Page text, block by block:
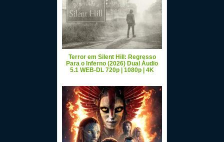
Terror em Silent Hill: Regresso
Para o Inferno (2026) Dual Áudio
5.1 WEB-DL 720p | 1080p | 4K